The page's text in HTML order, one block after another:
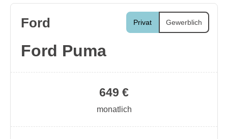
Privat Gewerblich
Ford
Ford Puma
649 €
monatlich